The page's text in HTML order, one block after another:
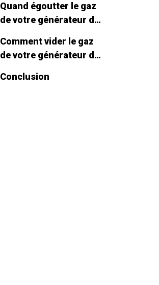
Quand égoutter le gaz
de votre générateur de
Comment vider le gaz
de votre générateur de
Conclusion